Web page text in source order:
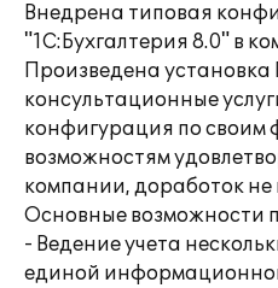
Внедрена типовая
"1С:Бухгалтерия 8.0" в
Произведена
консультационные
конфигурация по
возможностям
компании, доработок не
Основные возможности
- Ведение учета
единой